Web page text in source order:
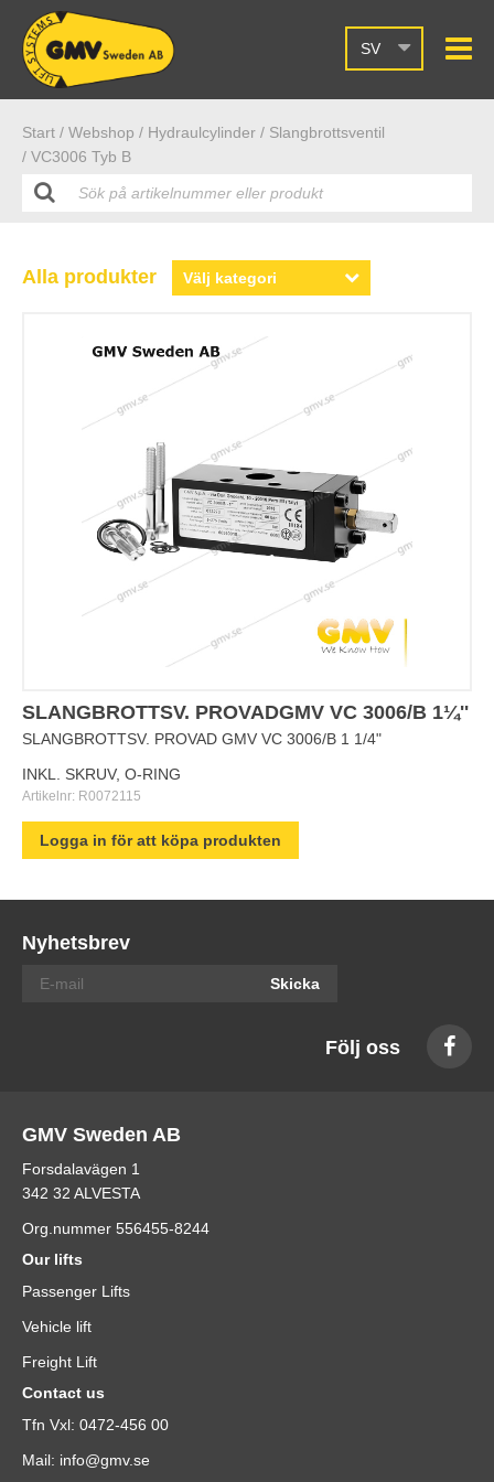
SV
Start / Webshop / Hydraulcylinder / Slangbrottsventil
/ VC3006 Tyb B
Alla produkter
SLANGBROTTSV. PROVADGMV VC 3006/B 1¼''
SLANGBROTTSV. PROVAD GMV VC 3006/B 1 1/4"
INKL. SKRUV, O-RING
Artikelnr: R0072115
Logga in för att köpa produkten
Nyhetsbrev
Skicka
Följ oss
GMV Sweden AB
Forsdalavägen 1
342 32 ALVESTA
Org.nummer 556455-8244
Our lifts
Passenger Lifts
Vehicle lift
Freight Lift
Contact us
Tfn Vxl: 0472-456 00
Mail: info@gmv.se